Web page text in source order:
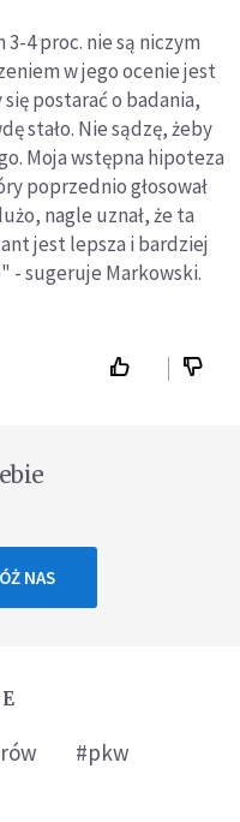
4 proc. nie są niczym
w jego ocenie jest
postarać o badania,
stało. Nie sądzę, żeby
Moja wstępna hipoteza
poprzednio głosował
nagle uznał, że ta
jest lepsza i bardziej
- sugeruje Markowski.
NAS
#pkw